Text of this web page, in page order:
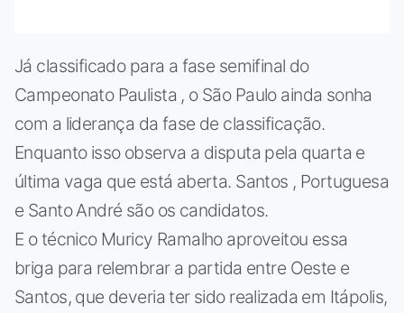
Já classificado para a fase semifinal do
Campeonato Paulista , o São Paulo ainda sonha
com a liderança da fase de classificação.
Enquanto isso observa a disputa pela quarta e
última vaga que está aberta. Santos , Portuguesa
e Santo André são os candidatos.
E o técnico Muricy Ramalho aproveitou essa
briga para relembrar a partida entre Oeste e
Santos, que deveria ter sido realizada em Itápolis,